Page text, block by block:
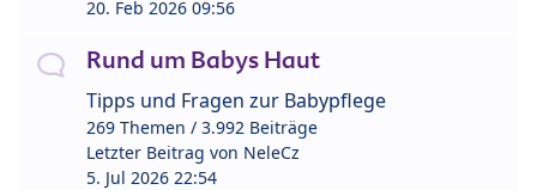
20. Feb 2026 09:56
Rund um Babys Haut
Tipps und Fragen zur Babypflege
269 Themen / 3.992 Beiträge
Letzter Beitrag von NeleCz
5. Jul 2026 22:54